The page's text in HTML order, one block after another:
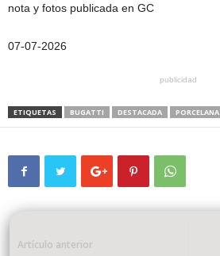
nota y fotos publicada en GC
07-07-2026
publicidad
ETIQUETAS BUGATTI DESTACADA PORCELANA
Artículo anterior